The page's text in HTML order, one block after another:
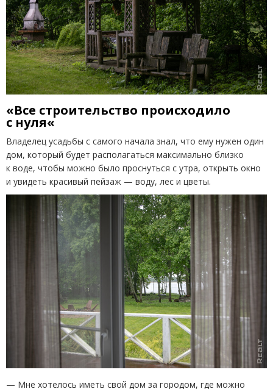
«Все строительство происходило
с нуля«
Владелец усадьбы с самого начала знал, что ему нужен один
дом, который будет располагаться максимально близко
к воде, чтобы можно было проснуться с утра, открыть окно
и увидеть красивый пейзаж — воду, лес и цветы.
— Мне хотелось иметь свой дом за городом, где можно